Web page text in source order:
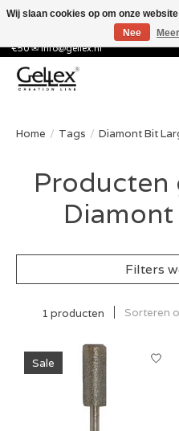
✅ Voor 15:00 besteld, de volgende
€50 ✉info@gellex.nl
Home / Tags / Diamont Bit
Filters
1 producten Sorteren
Sale
Wij slaan cookies op om onze
Nee